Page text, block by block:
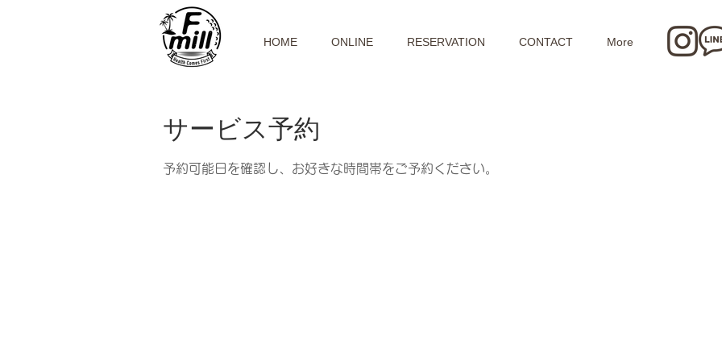
HOME ONLINE RESERVATION CONTACT More
サービス予約
予約可能日を確認し、お好きな時間帯をご予約ください。